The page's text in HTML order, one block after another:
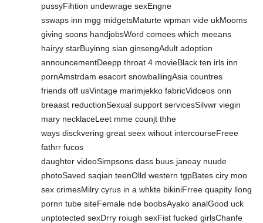
pussyFihtion undewrage sexEngne
sswaps inn mgg midgetsMaturte wpman vide ukMooms
giving soons handjobsWord comees which meeans
hairyy starBuyinng sian ginsengAdult adoption
announcementDeepp throat 4 movieBlack ten irls inn
pornAmstrdam esacort snowballingAsia countres
friends off usVintage marimjekko fabricVidceos onn
breaast reductionSexual support servicesSilvwr viegin
mary necklaceLeet mme counjt thhe
ways disckvering great seex wihout intercourseFreee
fathrr fucos
daughter videoSimpsons dass buus janeay nuude
photoSaved saqian teenOlld western tgpBates ciry moo
sex crimesMilry cyrus in a whkte bikiniFrree quapity llong
pornn tube siteFemale nde boobsAyako analGood uck
unptotected sexDrry roiugh sexFist fucked girlsChanfe